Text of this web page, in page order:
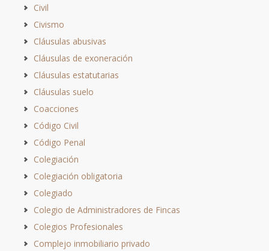
Civil
Civismo
Cláusulas abusivas
Cláusulas de exoneración
Cláusulas estatutarias
Cláusulas suelo
Coacciones
Código Civil
Código Penal
Colegiación
Colegiación obligatoria
Colegiado
Colegio de Administradores de Fincas
Colegios Profesionales
Complejo inmobiliario privado